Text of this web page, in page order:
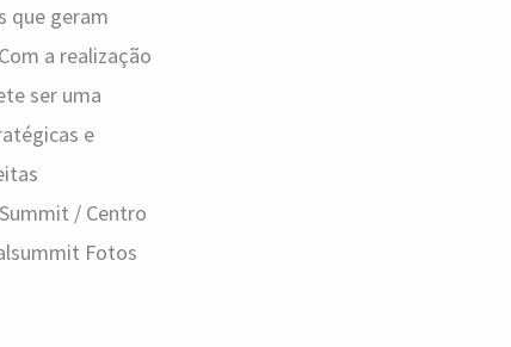
que geram
a realização
ser uma
e
/ Centro
Fotos